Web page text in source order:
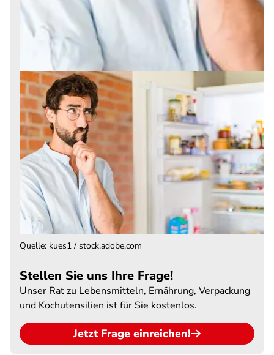
Stellen Sie uns Ihre Frage!
Unser Rat zu Lebensmitteln, Ernährung, Verpackung
und Kochutensilien ist für Sie kostenlos.
Jetzt Frage einreichen!
Quelle: kues1 / stock.adobe.com